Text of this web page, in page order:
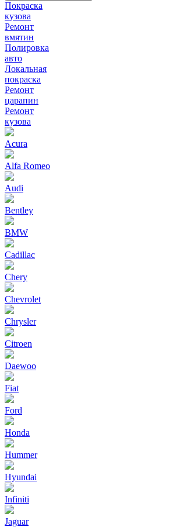
Покраска
кузова
Ремонт
вмятин
Полировка
авто
Локальная
покраска
Ремонт
царапин
Ремонт
кузова
Acura
Alfa Romeo
Audi
Bentley
BMW
Cadillac
Chery
Chevrolet
Chrysler
Citroen
Daewoo
Fiat
Ford
Honda
Hummer
Hyundai
Infiniti
Jaguar